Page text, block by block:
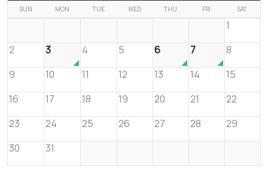
SUN MON TUE WED THU FRI SAT
1
2
3 4 5 6 7
8
9
10 11 12 13 14
15
16
17 18 19 20 21
22
23
24 25 26 27 28
29
30
31